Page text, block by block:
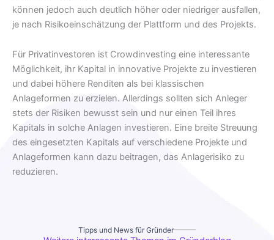
können jedoch auch deutlich höher oder niedriger ausfallen,
je nach Risikoeinschätzung der Plattform und des Projekts.
Für Privatinvestoren ist Crowdinvesting eine interessante
Möglichkeit, ihr Kapital in innovative Projekte zu investieren
und dabei höhere Renditen als bei klassischen
Anlageformen zu erzielen. Allerdings sollten sich Anleger
stets der Risiken bewusst sein und nur einen Teil ihres
Kapitals in solche Anlagen investieren. Eine breite Streuung
des eingesetzten Kapitals auf verschiedene Projekte und
Anlageformen kann dazu beitragen, das Anlagerisiko zu
reduzieren.
Tipps und News für Gründer